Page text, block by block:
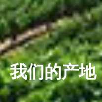
我们的产地